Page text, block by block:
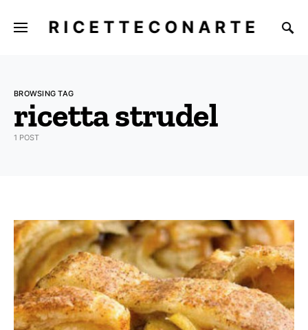
RICETTECONARTE
BROWSING TAG
ricetta strudel
1 POST